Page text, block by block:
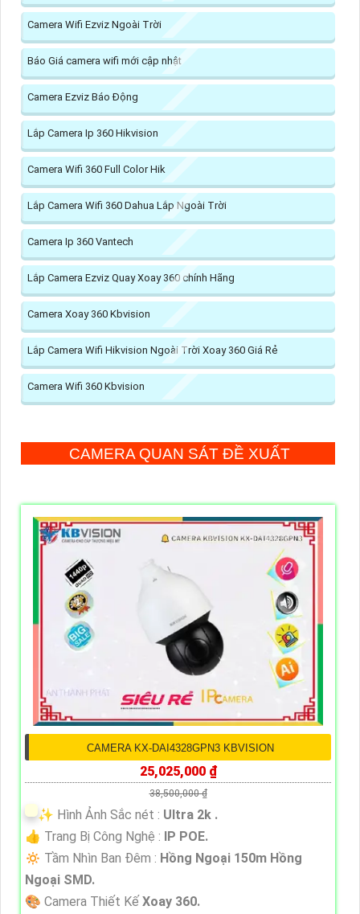
Camera Wifi Ezviz Ngoài Trời
Báo Giá camera wifi mới cập nhật
Camera Ezviz Báo Động
Lắp Camera Ip 360 Hikvision
Camera Wifi 360 Full Color Hik
Lắp Camera Wifi 360 Dahua Lắp Ngoài Trời
Camera Ip 360 Vantech
Lắp Camera Ezviz Quay Xoay 360 chính Hãng
Camera Xoay 360 Kbvision
Lắp Camera Wifi Hikvision Ngoài Trời Xoay 360 Giá Rẻ
Camera Wifi 360 Kbvision
CAMERA QUAN SÁT ĐỀ XUẤT
CAMERA KX-DAI4328GPN3 KBVISION
25,025,000 ₫
38,500,000 ₫
✨ Hình Ảnh Sắc nét : Ultra 2k .
👍 Trang Bị Công Nghệ : IP POE.
🔅 Tầm Nhìn Ban Đêm : Hồng Ngoại 150m Hồng
Ngoại SMD.
🎨 Camera Thiết Kế Xoay 360.